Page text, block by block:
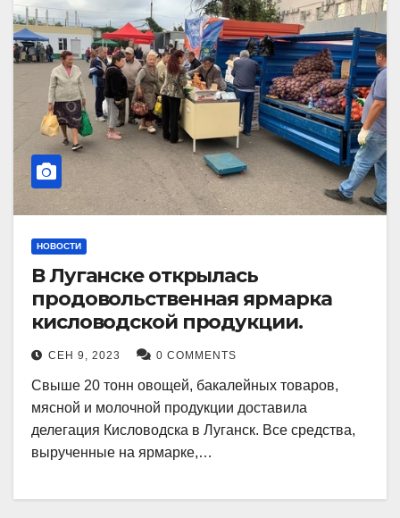
НОВОСТИ
В Луганске открылась
продовольственная ярмарка
кисловодской продукции.
СЕН 9, 2023 0 COMMENTS
Свыше 20 тонн овощей, бакалейных товаров,
мясной и молочной продукции доставила
делегация Кисловодска в Луганск. Все средства,
вырученные на ярмарке,…